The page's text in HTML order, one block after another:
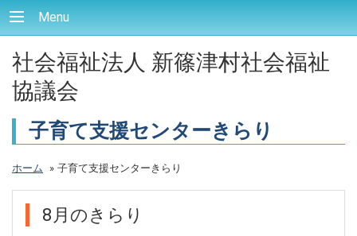
Menu
社会福祉法人 新篠津村社会福祉
協議会
子育て支援センターきらり
ホーム » 子育て支援センターきらり
8月のきらり